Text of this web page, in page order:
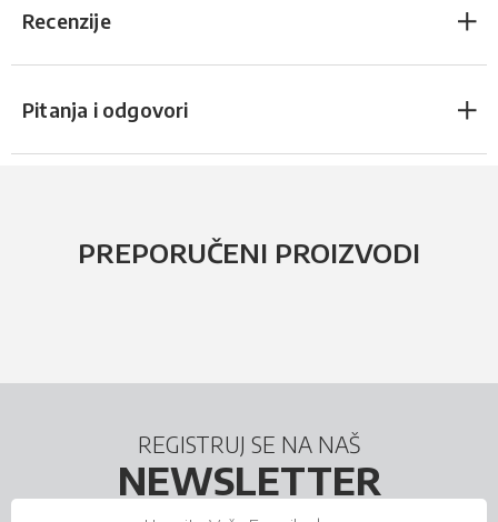
Recenzije
Pitanja i odgovori
PREPORUČENI PROIZVODI
REGISTRUJ SE NA NAŠ
NEWSLETTER